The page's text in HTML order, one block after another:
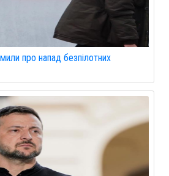
про напад безпілотних